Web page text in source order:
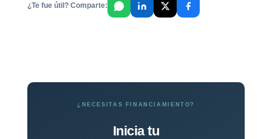
¿Te fue útil? Comparte:
¿NECESITAS FINANCIAMIENTO?
Inicia tu